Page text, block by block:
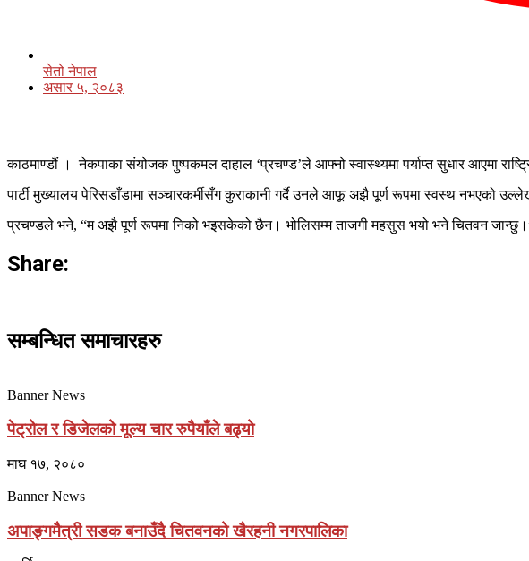
सेतो नेपाल
असार ५, २०८३
काठमाण्डौं । नेकपाका संयोजक पुष्पकमल दाहाल ‘प्रचण्ड’ले आफ्नो स्वास्थ्यमा पर्याप्त सुधार आएमा
पार्टी मुख्यालय पेरिसडाँडामा सञ्चारकर्मीसँग कुराकानी गर्दै उनले आफू अझै पूर्ण रूपमा स्वस्थ नभएको
प्रचण्डले भने, “म अझै पूर्ण रूपमा निको भइसकेको छैन। भोलिसम्म ताजगी महसुस भयो भने चितवन
Share:
सम्बन्धित समाचारहरु
Banner News
पेट्रोल र डिजेलको मूल्य चार रुपैयाँले बढ्यो
माघ १७, २०८०
Banner News
अपाङ्गमैत्री सडक बनाउँदै चितवनको खैरहनी नगरपालिका